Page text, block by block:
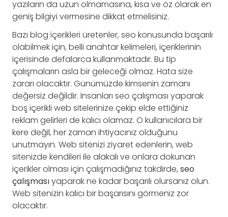
yazıların da uzun olmamasına, kısa ve öz olarak en
geniş bilgiyi vermesine dikkat etmelisiniz.
Bazı blog içerikleri üretenler, seo konusunda başarılı
olabilmek için, belli anahtar kelimeleri, içeriklerinin
içerisinde defalarca kullanmaktadır. Bu tip
çalışmaların asla bir geleceği olmaz. Hata size
zararı olacaktır. Günümüzde kimsenin zamanı
değersiz değildir. İnsanları seo çalışması yaparak
boş içerikli web sitelerinize çekip elde ettiğiniz
reklam gelirleri de kalıcı olamaz. O kullanıcılara bir
kere değil, her zaman ihtiyacınız olduğunu
unutmayın. Web sitenizi ziyaret edenlerin, web
sitenizde kendileri ile alakalı ve onlara dokunan
içerikler olması için çalışmadığınız takdirde, seo
çalışmasıyaparak ne kadar başarılı olursanız olun.
Web sitenizin kalıcı bir başarısını görmeniz zor
olacaktır.